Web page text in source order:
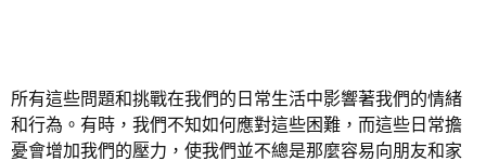
所有這些問題和挑戰在我們的日常生活中影響著我們的情緒
和行為。有時，我們不知如何應對這些困難，而這些日常擔
憂會增加我們的壓力，使我們並不總是那麼容易向朋友和家